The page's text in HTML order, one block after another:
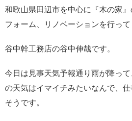
和歌山県田辺市を中心に『木の家
フォーム、リノベーションを行っ
谷中幹工務店の谷中伸哉です。
今日は見事天気予報通り雨が降っ
の天気はイマイチみたいなんで、
そうです。